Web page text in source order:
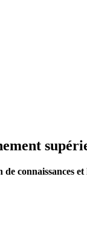
connaissances et